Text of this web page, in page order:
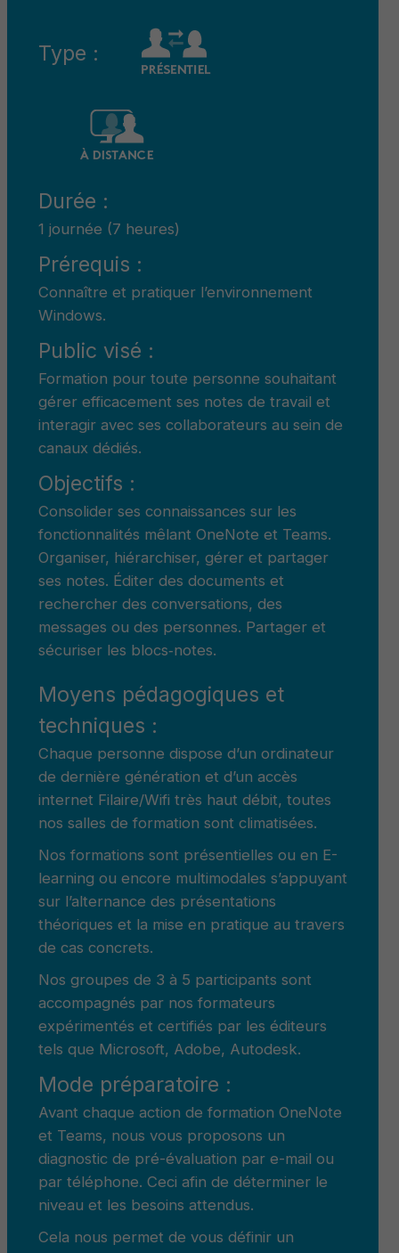
Type :
Durée :
1 journée (7 heures)
Prérequis :
Connaître et pratiquer l’environnement
Windows.
Public visé :
Formation pour toute personne souhaitant
gérer efficacement ses notes de travail et
interagir avec ses collaborateurs au sein de
canaux dédiés.
Objectifs :
Consolider ses connaissances sur les
fonctionnalités mêlant OneNote et Teams.
Organiser, hiérarchiser, gérer et partager
ses notes. Éditer des documents et
rechercher des conversations, des
messages ou des personnes. Partager et
sécuriser les blocs‑notes.
Moyens pédagogiques et
techniques :
Chaque personne dispose d’un ordinateur
de dernière génération et d’un accès
internet Filaire/Wifi très haut débit, toutes
nos salles de formation sont climatisées.
Nos formations sont présentielles ou en E-
learning ou encore multimodales s’appuyant
sur l’alternance des présentations
théoriques et la mise en pratique au travers
de cas concrets.
Nos groupes de 3 à 5 participants sont
accompagnés par nos formateurs
expérimentés et certifiés par les éditeurs
tels que Microsoft, Adobe, Autodesk.
Mode préparatoire :
Avant chaque action de formation OneNote
et Teams, nous vous proposons un
diagnostic de pré-évaluation par e-mail ou
par téléphone. Ceci afin de déterminer le
niveau et les besoins attendus.
Cela nous permet de vous définir un